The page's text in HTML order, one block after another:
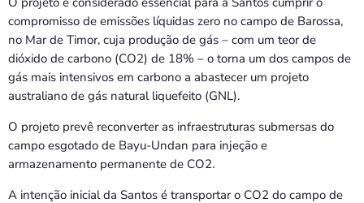
compromisso de emissões líquidas zero no campo de Barossa,
no Mar de Timor, cuja produção de gás – com um teor de
dióxido de carbono (CO2) de 18% – o torna um dos campos de
gás mais intensivos em carbono a abastecer um projeto
australiano de gás natural liquefeito (GNL).
O projeto prevê reconverter as infraestruturas submersas do
campo esgotado de Bayu-Undan para injeção e
armazenamento permanente de CO2.
A intenção inicial da Santos é transportar o CO2 do campo de